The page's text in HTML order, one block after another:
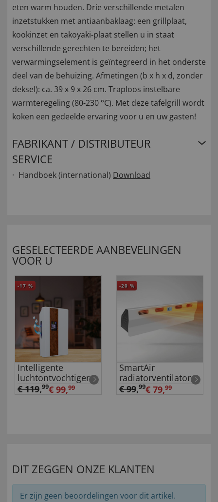
eten warm houden. Drie verschillende metalen
inzetstukken met antiaanbaklaag: een grillplaat,
kookinzet en takoyaki-plaat stellen u in staat
verschillende gerechten te bereiden; het
verwarmingselement is geïntegreerd in het onderste
deel van de behuizing. Afmetingen (b x h x d, zonder
deksel): ca. 39 x 9 x 26 cm. Traploos instelbare
warmteregeling (80-230 °C). Met deze tafelgrill wordt
koken een gedeelde ervaring voor u en uw gasten!
FABRIKANT / DISTRIBUTEUR
SERVICE
Handboek (international) Download
GESELECTEERDE AANBEVELINGEN
VOOR U
-17 %
Intelligente
luchtontvochtiger
€ 119,99€ 99,99
-20 %
SmartAir
radiatorventilator
€ 99,99€ 79,99
DIT ZEGGEN ONZE KLANTEN
Er zijn geen beoordelingen voor dit artikel.